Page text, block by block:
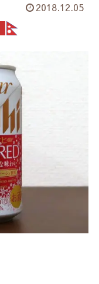
2018.12.05